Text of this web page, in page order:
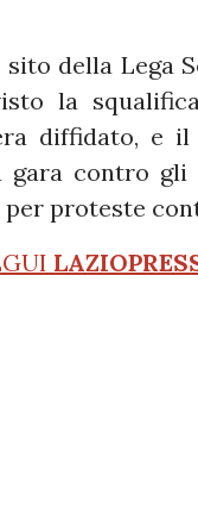
della Lega
la
diffidato, e
contro
per proteste